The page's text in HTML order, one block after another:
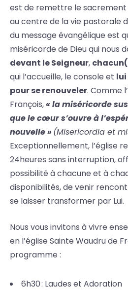
est de remettre le
au centre de la vie pastorale
du message évangélique est
miséricorde de Dieu qui nous
devant le Seigneur,
qui l’accueille, le console et
pour se renouveler. Comme
François,« la miséricorde
que le cœur s’ouvre à
nouvelle »(Misericordia et
Exceptionnellement, l’église
24heures sans interruption,
possibilité à chacune et à
disponibilités, de venir
se laisser transformer par Lui.
Nous vous invitons à vivre
en l’église Sainte Waudru de
programme :
6h30 : Laudes et Adoration